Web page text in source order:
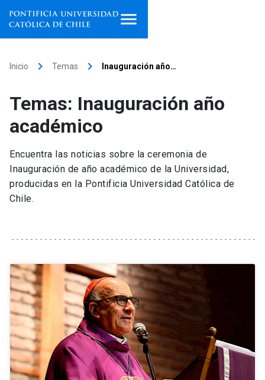
Facultades, escuelas e
institutos
Investigación
Internacionalización launch
Universidad
Información para keyboard_arrow_down
Futuros estudiantes
Estudiantes
Go to english site launch
ACCESOS DIRECTOS
Inicio keyboard_arrow_right Temas keyboard_arrow_right Inauguración año…
Temas: Inauguración año
académico
Encuentra las noticias sobre la ceremonia de
Inauguración de año académico de la Universidad,
producidas en la Pontificia Universidad Católica de
Chile.